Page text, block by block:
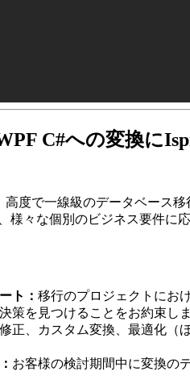
C#への変換に
高度で一線級のデータベース
様々な個別のビジネス要件に
ト： 移行のプロジェクトにお
策を見つけることをお約束し
修正、カスタム変換、最適化（
お客様の検討期間中に変換の